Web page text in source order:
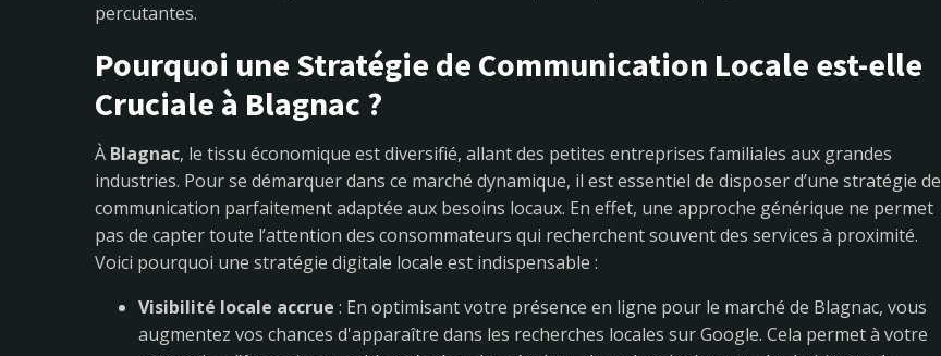
percutantes.
Pourquoi une Stratégie de Communication Locale est-elle
Cruciale à Blagnac ?
À Blagnac, le tissu économique est diversifié, allant des petites entreprises familiales aux grandes
industries. Pour se démarquer dans ce marché dynamique, il est essentiel de disposer d’une stratégie de
communication parfaitement adaptée aux besoins locaux. En effet, une approche générique ne permet
pas de capter toute l’attention des consommateurs qui recherchent souvent des services à proximité.
Voici pourquoi une stratégie digitale locale est indispensable :
Visibilité locale accrue : En optimisant votre présence en ligne pour le marché de Blagnac, vous
augmentez vos chances d'apparaître dans les recherches locales sur Google. Cela permet à votre